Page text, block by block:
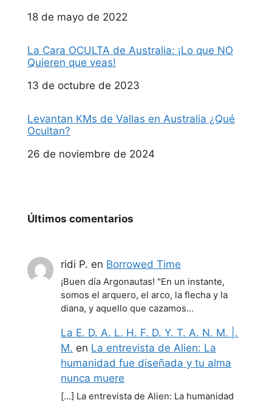
Fecha
18 de mayo de 2022
La Cara OCULTA de Australia: ¡Lo que NO
Quieren que veas!
Fecha
13 de octubre de 2023
Levantan KMs de Vallas en Australia ¿Qué
Ocultan?
Fecha
26 de noviembre de 2024
Últimos comentarios
ridi P. en Borrowed Time
¡Buen día Argonautas! "En un instante,
somos el arquero, el arco, la flecha y la
diana, y aquello que cazamos…
La E. D. A. L. H. F. D. Y. T. A. N. M. |.
M. en La entrevista de Alien: La
humanidad fue diseñada y tu alma
nunca muere
[…] La entrevista de Alien: La humanidad